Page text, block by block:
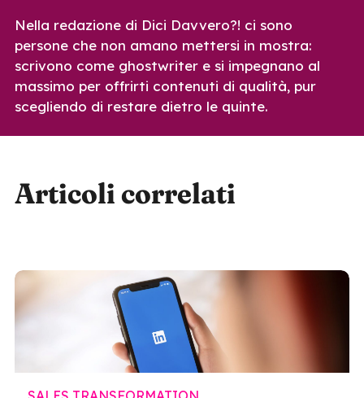
Nella redazione di Dici Davvero?! ci sono
persone che non amano mettersi in mostra:
scrivono come ghostwriter e si impegnano al
massimo per offrirti contenuti di qualità, pur
scegliendo di restare dietro le quinte.
Articoli correlati